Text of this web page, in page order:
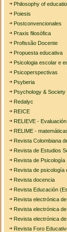
Philosophy of
Poiesis
Postconvencionales
Praxis filosófica
Profissão Docente
Propuesta educativa
Psicologia escolar e
Psicoperspectivas
Psyberia
Psychology & Society
Redalyc
REICE
RELIEVE -
RELIME -
Revista Colombiana
Revista de Estudios
Revista de Psicología
Revista de psicología
Revista docencia
Revista Educación
Revista electrónica
Revista electrónica
Revista electrónica
Revista Foro